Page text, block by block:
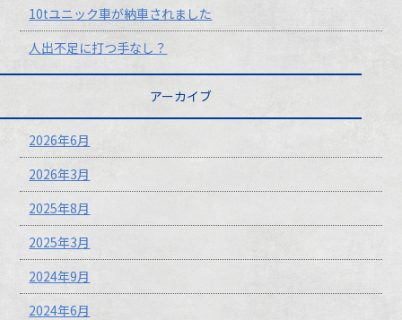
10tユニック車が納車されました
人出不足に打つ手なし？
アーカイブ
2026年6月
2026年3月
2025年8月
2025年3月
2024年9月
2024年6月